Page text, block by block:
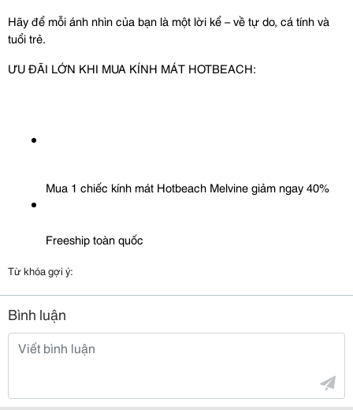
Hãy để mỗi ánh nhìn của bạn là một lời kể – về tự do, cá tính và
tuổi trẻ.
ƯU ĐÃI LỚN KHI MUA KÍNH MÁT HOTBEACH:
Mua 1 chiếc kính mát Hotbeach Melvine giảm ngay 40%
Freeship toàn quốc
Từ khóa gợi ý:
Bình luận